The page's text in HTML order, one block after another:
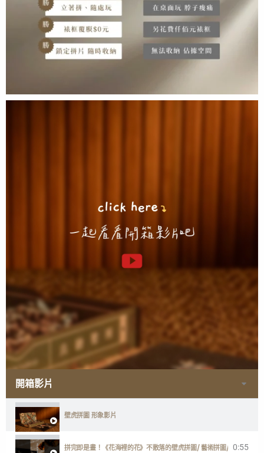
開箱影片
壁虎拼圖 形象影片
拼完即是畫！《花海裡的花》不散落的壁虎拼圖/ 藝術拼圖/ 台灣製
0:55